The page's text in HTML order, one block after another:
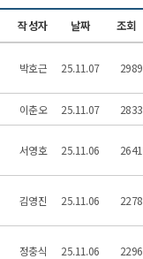
작성자 날짜 조회
박호근 25.11.07 2989
이춘오 25.11.07 2833
서영호 25.11.06 2641
김영진 25.11.06 2278
정충식 25.11.06 2296